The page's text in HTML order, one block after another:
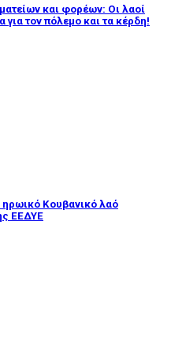
και φορέων: Οι λαοί
για τον πόλεμο και τα κέρδη!
ηρωικό Κουβανικό λαό
ΕΕΔΥΕ